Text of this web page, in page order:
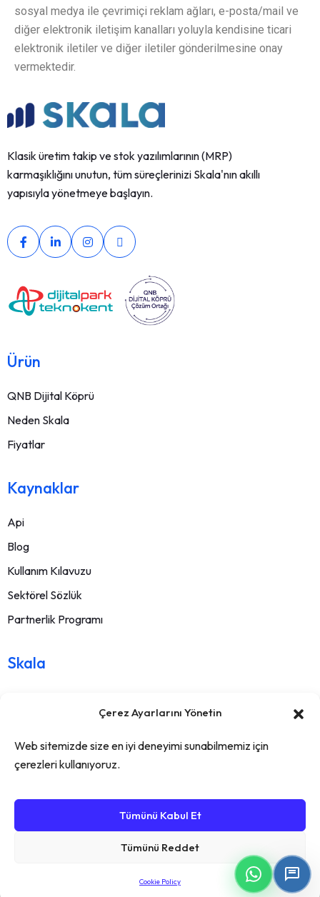
Çerez Ayarlarını Yönetin
Web sitemizde size en iyi deneyimi sunabilmemiz için
çerezleri kullanıyoruz.
Tümünü Kabul Et
Tümünü Reddet
Cookie Policy
sosyal medya ile çevrimiçi reklam ağları, e-posta/mail ve
diğer elektronik iletişim kanalları yoluyla kendisine ticari
elektronik iletiler ve diğer iletiler gönderilmesine onay
vermektedir.
Klasik üretim takip ve stok yazılımlarının (MRP)
karmaşıklığını unutun, tüm süreçlerinizi Skala'nın akıllı
yapısıyla yönetmeye başlayın.
Ürün
QNB Dijital Köprü
Neden Skala
Fiyatlar
Kaynaklar
Api
Blog
Kullanım Kılavuzu
Sektörel Sözlük
Partnerlik Programı
Skala
Sıkça sorulan sorular
Kullanım Sözleşmesi
Copyright © 2024. All Rights Reserved.